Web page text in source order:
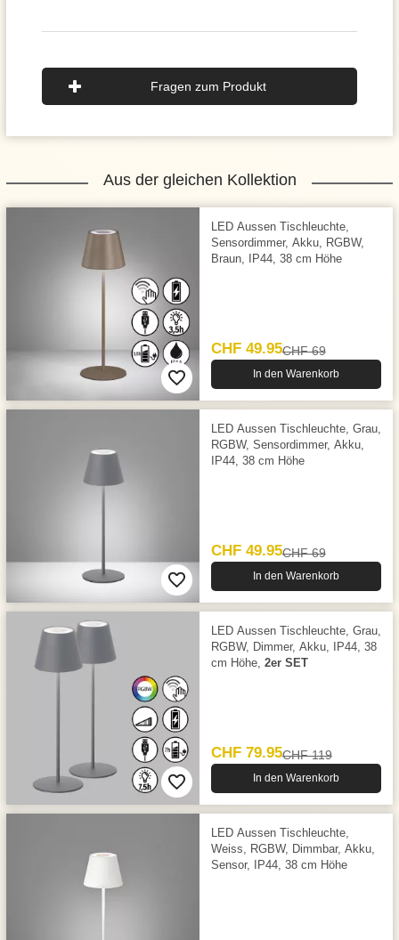
Fragen zum Produkt
Aus der gleichen Kollektion
LED Aussen Tischleuchte,
Sensordimmer, Akku, RGBW,
Braun, IP44, 38 cm Höhe
CHF 49.95CHF 69
In den Warenkorb
LED Aussen Tischleuchte, Grau,
RGBW, Sensordimmer, Akku,
IP44, 38 cm Höhe
CHF 49.95CHF 69
In den Warenkorb
LED Aussen Tischleuchte, Grau,
RGBW, Dimmer, Akku, IP44, 38
cm Höhe, 2er SET
CHF 79.95CHF 119
In den Warenkorb
LED Aussen Tischleuchte,
Weiss, RGBW, Dimmbar, Akku,
Sensor, IP44, 38 cm Höhe